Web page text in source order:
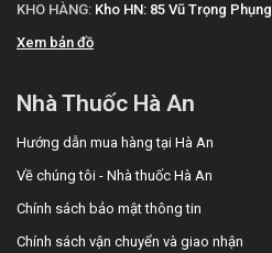
KHO HÀNG: Kho HN: 85 Vũ Trọng Phụng
Xem bản đồ
Nhà Thuốc Hà An
Hướng dẫn mua hàng tại Hà An
Về chúng tôi - Nhà thuốc Hà An
Chính sách bảo mật thông tin
Chính sách vận chuyển và giao nhận